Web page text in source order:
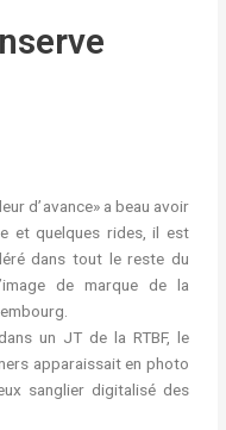
d’avance» a beau avoir
et quelques rides, il est
dans tout le reste du
de marque de la
un JT de la RTBF, le
apparaissait en photo
sanglier digitalisé des